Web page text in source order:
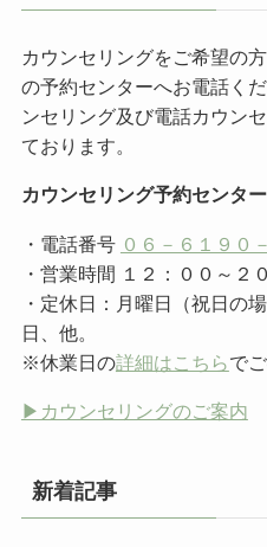
カウンセリングをご希望の
の予約センターへお電話く
ンセリング及び電話カウン
ております。
カウンセリング予約センター
・電話番号 ０６－６１９０
・営業時間 １２：００～２
・定休日：月曜日（祝日の
日、他。
※休業日の詳細はこちらで
▶︎カウンセリングのご案内
新着記事